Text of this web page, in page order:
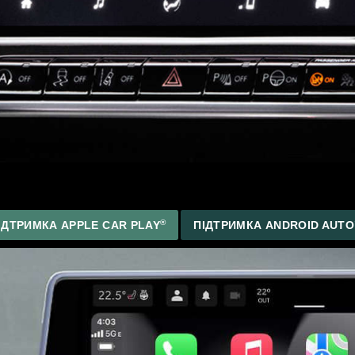
APPLE CAR PLAY® ПІДТРИМКА ANDROID